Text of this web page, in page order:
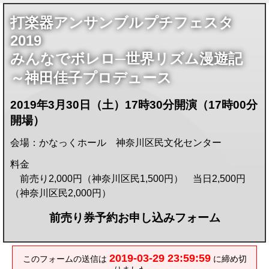
打楽器アンサンブルプチフェスタ
2019
みんなでボレロ─世界リズム漫遊記
～神田佳子プロデュース
2019年3月30日（土）17時30分開演（17時00分
開場）
会場：かなっくホール 神奈川区民文化センター
料金
前売り2,000円（神奈川区民1,500円） 当日2,500円
（神奈川区民2,000円）
前売り券予約お申し込みフォーム
このフォームの送信は 2019-03-29 23:59:59に締め切